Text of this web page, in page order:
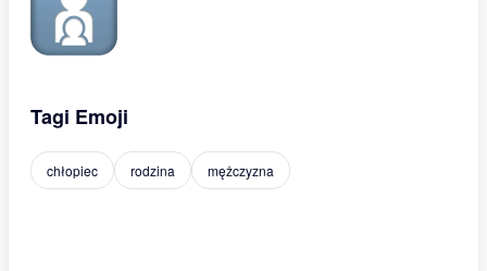
Tagi Emoji
chłopiec rodzina mężczyzna